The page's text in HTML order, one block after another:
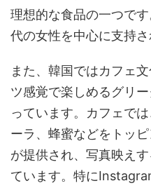
理想的な食品の一つで
代の女性を中心に支持さ
また、韓国ではカフェ
ツ感覚で楽しめるグリ
っています。カフェで
ーラ、蜂蜜などをトッ
が提供され、写真映え
ています。特に